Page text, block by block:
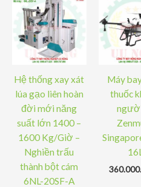
Hệ thống xay xát
lúa gạo liên hoàn
đời mới năng
suất lớn 1400 –
1600 Kg/Giờ –
Nghiền trấu
thành bột cám
6NL-20SF-A
Máy
thuốc